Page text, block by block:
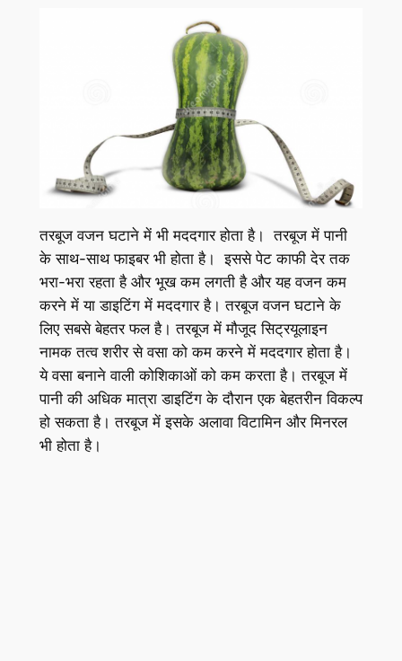
तरबूज वजन घटाने में भी मददगार होता है। तरबूज में पानी
के साथ-साथ फाइबर भी होता है। इससे पेट काफी देर तक
भरा-भरा रहता है और भूख कम लगती है और यह वजन कम
करने में या डाइटिंग में मददगार है। तरबूज वजन घटाने के
लिए सबसे बेहतर फल है। तरबूज में मौजूद सिट्रयूलाइन
नामक तत्व शरीर से वसा को कम करने में मददगार होता है।
ये वसा बनाने वाली कोशिकाओं को कम करता है। तरबूज में
पानी की अधिक मात्रा डाइटिंग के दौरान एक बेहतरीन विकल्प
हो सकता है। तरबूज में इसके अलावा विटामिन और मिनरल
भी होता है।